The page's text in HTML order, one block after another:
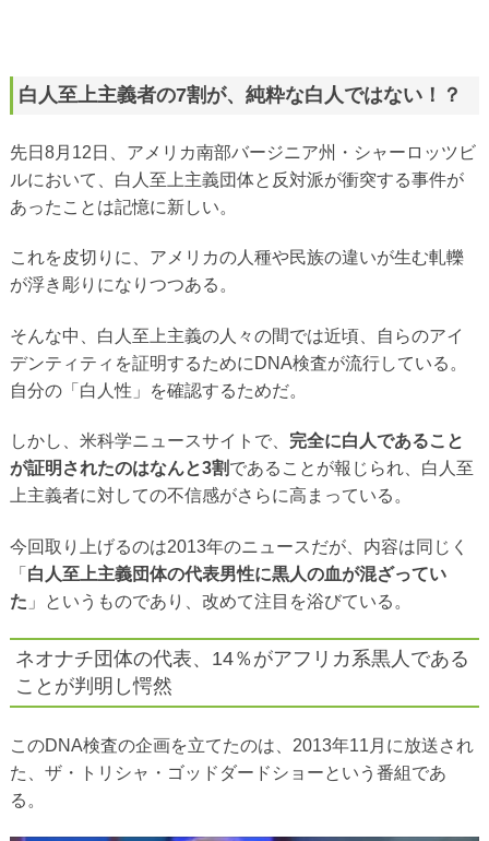
白人至上主義者の7割が、純粋な白人ではない！？
先日8月12日、アメリカ南部バージニア州・シャーロッツビ
ルにおいて、白人至上主義団体と反対派が衝突する事件が
あったことは記憶に新しい。
これを皮切りに、アメリカの人種や民族の違いが生む軋轢
が浮き彫りになりつつある。
そんな中、白人至上主義の人々の間では近頃、自らのアイ
デンティティを証明するためにDNA検査が流行している。
自分の「白人性」を確認するためだ。
しかし、米科学ニュースサイトで、 完全に白人であること
が証明されたのはなんと3割であることが報じられ、白人至
上主義者に対しての不信感がさらに高まっている。
今回取り上げるのは2013年のニュースだが、内容は同じく
「 白人至上主義団体の代表男性に黒人の血が混ざってい
た 」というものであり、改めて注目を浴びている。
ネオナチ団体の代表、14％がアフリカ系黒人である
ことが判明し愕然
このDNA検査の企画を立てたのは、2013年11月に放送され
た、ザ・トリシャ・ゴッドダードショーという番組であ
る。